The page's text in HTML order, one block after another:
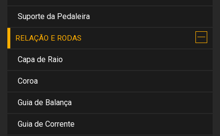
Suporte da Pedaleira
RELAÇÃO E RODAS
Capa de Raio
Coroa
Guia de Balança
Guia de Corrente